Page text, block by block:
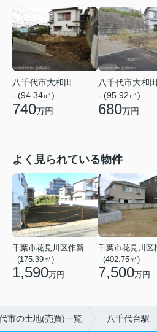
八千代市大和田
- (94.34㎡)
740万円
八千代市大和田
- (95.92㎡)
680万円
よく見られている物件
- (175.39㎡)
1,590万円
- (402.75㎡)
7,500万円
市の土地(売買)一覧 八千代台駅